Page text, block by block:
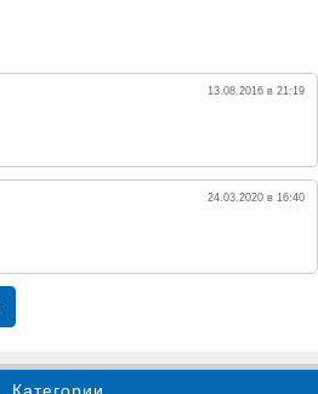
13.08.2016 в 21:19
24.03.2020 в 16:40